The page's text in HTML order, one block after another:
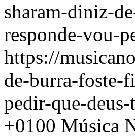
sharam-diniz-
responde-vou-
https://
de-burra-foste-
pedir-que-deus-
+0100 Música